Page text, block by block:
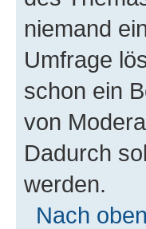
niemand
Umfrage
schon ein
von
Dadurch
werden.
Nach oben